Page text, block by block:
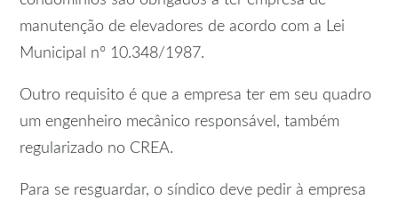
manutenção de elevadores de acordo com a Lei
Municipal nº 10.348/1987.
Outro requisito é que a empresa ter em seu quadro
um engenheiro mecânico responsável, também
regularizado no CREA.
Para se resguardar, o síndico deve pedir à empresa